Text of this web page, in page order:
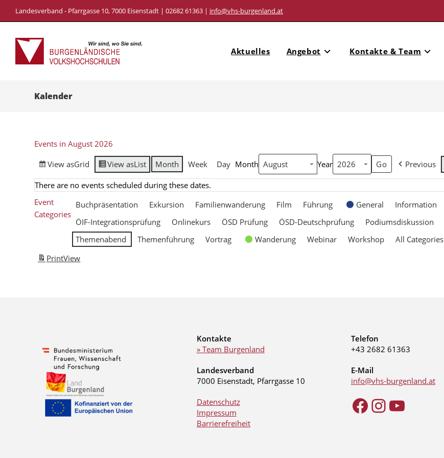
Landesverband - Pfarrgasse 10, 7000 Eisenstadt | 02682 61363 | info@vhs-burgenland.at
Aktuelles Angebot Kontakte & Team
Kalender
Events in August 2026
View asGrid View asList Month Week Day Month Year Previous
There are no events scheduled during these dates.
Event
Categories
Buchpräsentation Exkursion Familienwanderung Film Führung General Information
ÖIF-Integrationsprüfung
Onlinekurs ÖSD Prüfung ÖSD-Deutschprüfung Podiumsdiskussion
Themenabend
Themenführung Vortrag Wanderung Webinar Workshop
All Categories
PrintView
Kontakte
» Team Burgenland
Landesverband
7000 Eisenstadt, Pfarrgasse 10
Datenschutz
Impressum
Barrierefreiheit
Telefon
+43 2682 61363
E-Mail
info@vhs-burgenland.at